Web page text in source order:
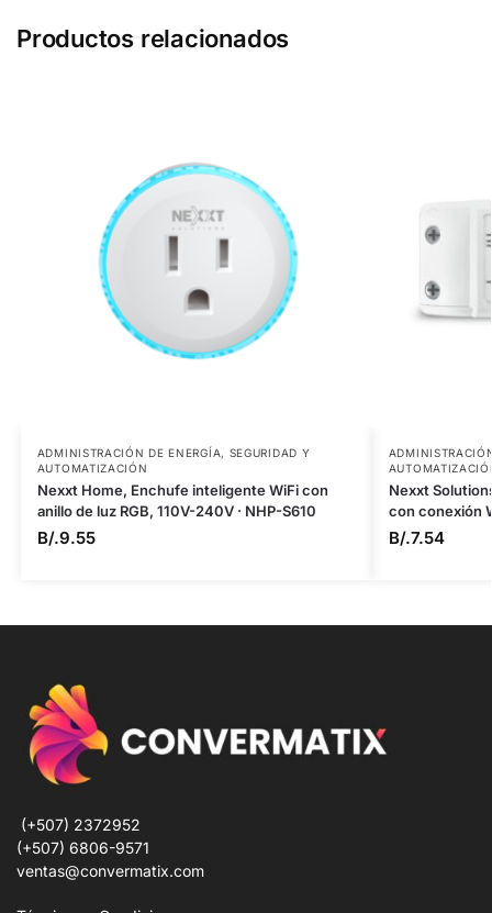
Productos relacionados
ADMINISTRACIÓN DE ENERGÍA, SEGURIDAD Y
AUTOMATIZACIÓN
Nexxt Home, Enchufe inteligente WiFi con
anillo de luz RGB, 110V-240V · NHP-S610
B/.9.55
Nexxt
con conexión
B/.7.54
(+507) 2372952
(+507) 6806-9571
ventas@convermatix.com